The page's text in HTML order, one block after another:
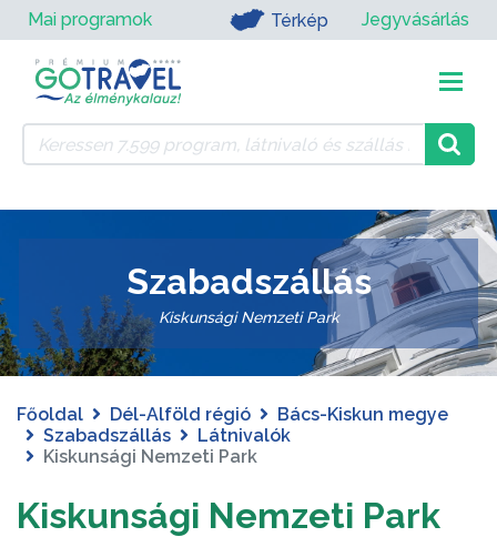
Mai programok Térkép Jegyvásárlás
Szabadszállás
Kiskunsági Nemzeti Park
Főoldal Dél-Alföld régió
Bács-Kiskun megye
Szabadszállás
Látnivalók
Kiskunsági Nemzeti Park
Kiskunsági Nemzeti Park